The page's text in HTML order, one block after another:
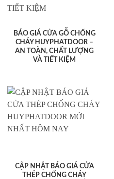
BÁO GIÁ CỬA GỖ CHỐNG
CHÁY HUYPHATDOOR –
AN TOÀN, CHẤT LƯỢNG
VÀ TIẾT KIỆM
CẬP NHẬT BÁO GIÁ CỬA
THÉP CHỐNG CHÁY